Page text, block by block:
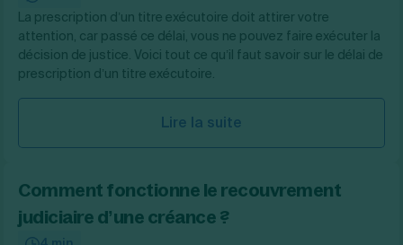
La prescription d’un titre exécutoire doit attirer votre
attention, car passé ce délai, vous ne pouvez faire exécuter la
décision de justice. Voici tout ce qu’il faut savoir sur le délai de
prescription d’un titre exécutoire.
Lire la suite
Comment fonctionne le recouvrement
judiciaire d’une créance ?